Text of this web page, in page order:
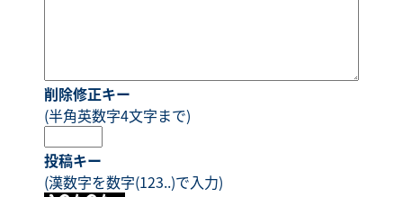
削除修正キー
(半角英数字4文字まで)
投稿キー
(漢数字を数字(123..)で入力)